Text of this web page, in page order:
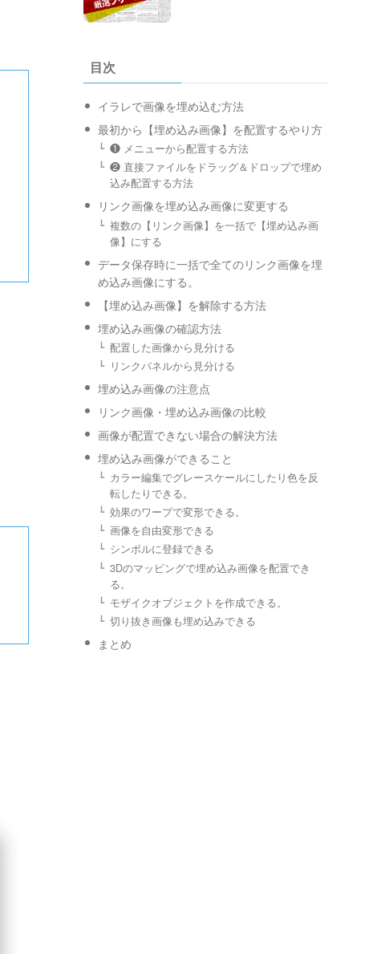
目次
イラレで画像を埋め込む方法
最初から【埋め込み画像】を配置するやり方
❶ メニューから配置する方法
❷ 直接ファイルをドラッグ＆ドロップで埋め
込み配置する方法
リンク画像を埋め込み画像に変更する
複数の【リンク画像】を一括で【埋め込み画
像】にする
データ保存時に一括で全てのリンク画像を埋
め込み画像にする。
【埋め込み画像】を解除する方法
埋め込み画像の確認方法
配置した画像から見分ける
リンクパネルから見分ける
埋め込み画像の注意点
リンク画像・埋め込み画像の比較
画像が配置できない場合の解決方法
埋め込み画像ができること
カラー編集でグレースケールにしたり色を反
転したりできる。
効果のワープで変形できる。
画像を自由変形できる
シンボルに登録できる
3Dのマッピングで埋め込み画像を配置でき
る。
モザイクオブジェクトを作成できる。
切り抜き画像も埋め込みできる
まとめ